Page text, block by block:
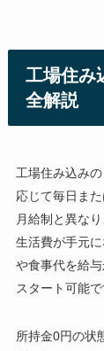
工場住み
全解説
工場住み込み
応じて毎日ま
月給制と異な
生活費が手元
や食事代を給
スタート可能で
所持金0円の状